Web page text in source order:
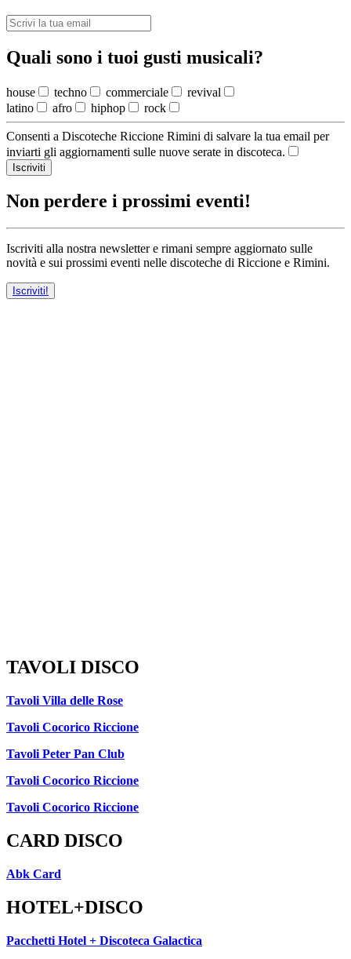
Quali sono i tuoi gusti musicali?
house techno commerciale
revival
latino
afro hiphop rock
Consenti a Discoteche Riccione Rimini di salvare la tua email per
inviarti gli aggiornamenti sulle nuove serate in discoteca.
Iscriviti
Non perdere i prossimi eventi!
Iscriviti alla nostra newsletter e rimani sempre aggiornato sulle
novità e sui prossimi eventi nelle discoteche di Riccione e Rimini.
Iscriviti!
TAVOLI DISCO
Tavoli Villa delle Rose
Tavoli Cocorico Riccione
Tavoli Peter Pan Club
Tavoli Cocorico Riccione
Tavoli Cocorico Riccione
CARD DISCO
Abk Card
HOTEL+DISCO
Pacchetti Hotel + Discoteca Galactica